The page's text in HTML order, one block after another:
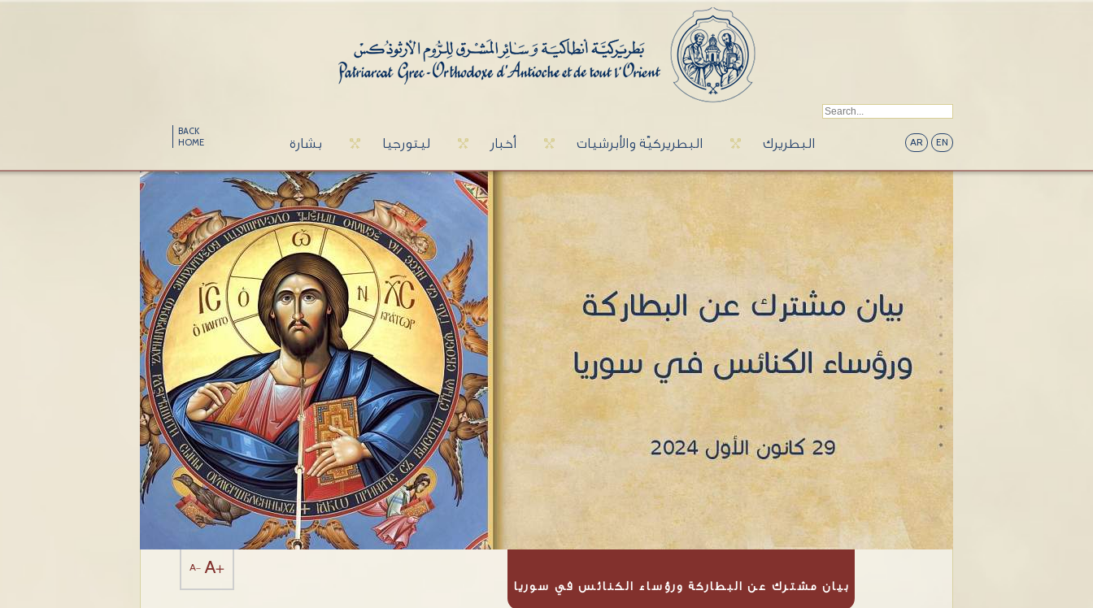
BACK
HOME
بشارة ليتورجيا أخبار البطريركيّة والأبرشيات البطريرك AR EN
بيان مشترك عن البطاركة ورؤساء الكنائس في سوريا
A- A+